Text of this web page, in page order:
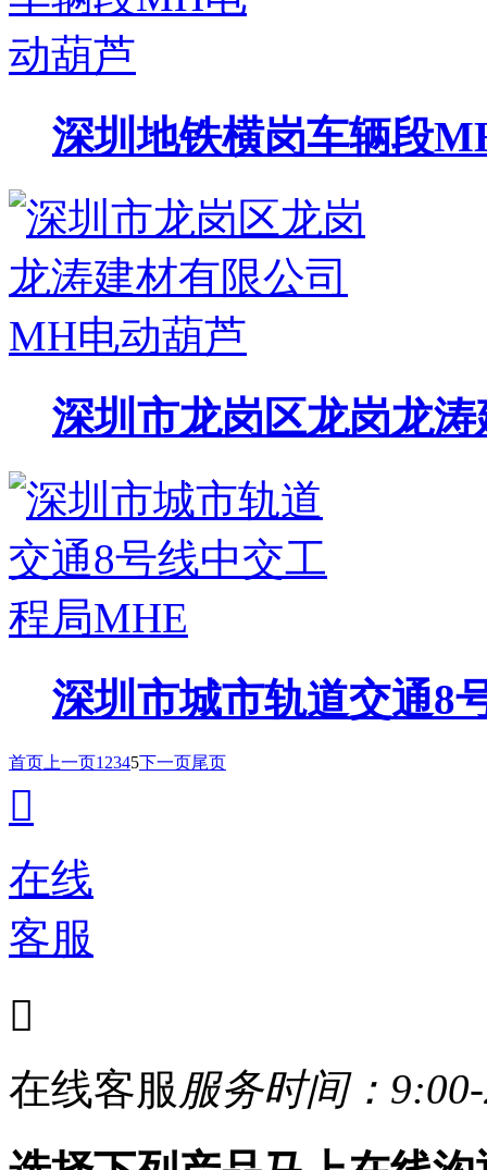
深圳地铁横岗车辆段
深圳市龙岗区龙岗龙
深圳市城市轨道交通8
首页 上一页1 2345下一页尾页

在线
客服

在线客服服务时间：